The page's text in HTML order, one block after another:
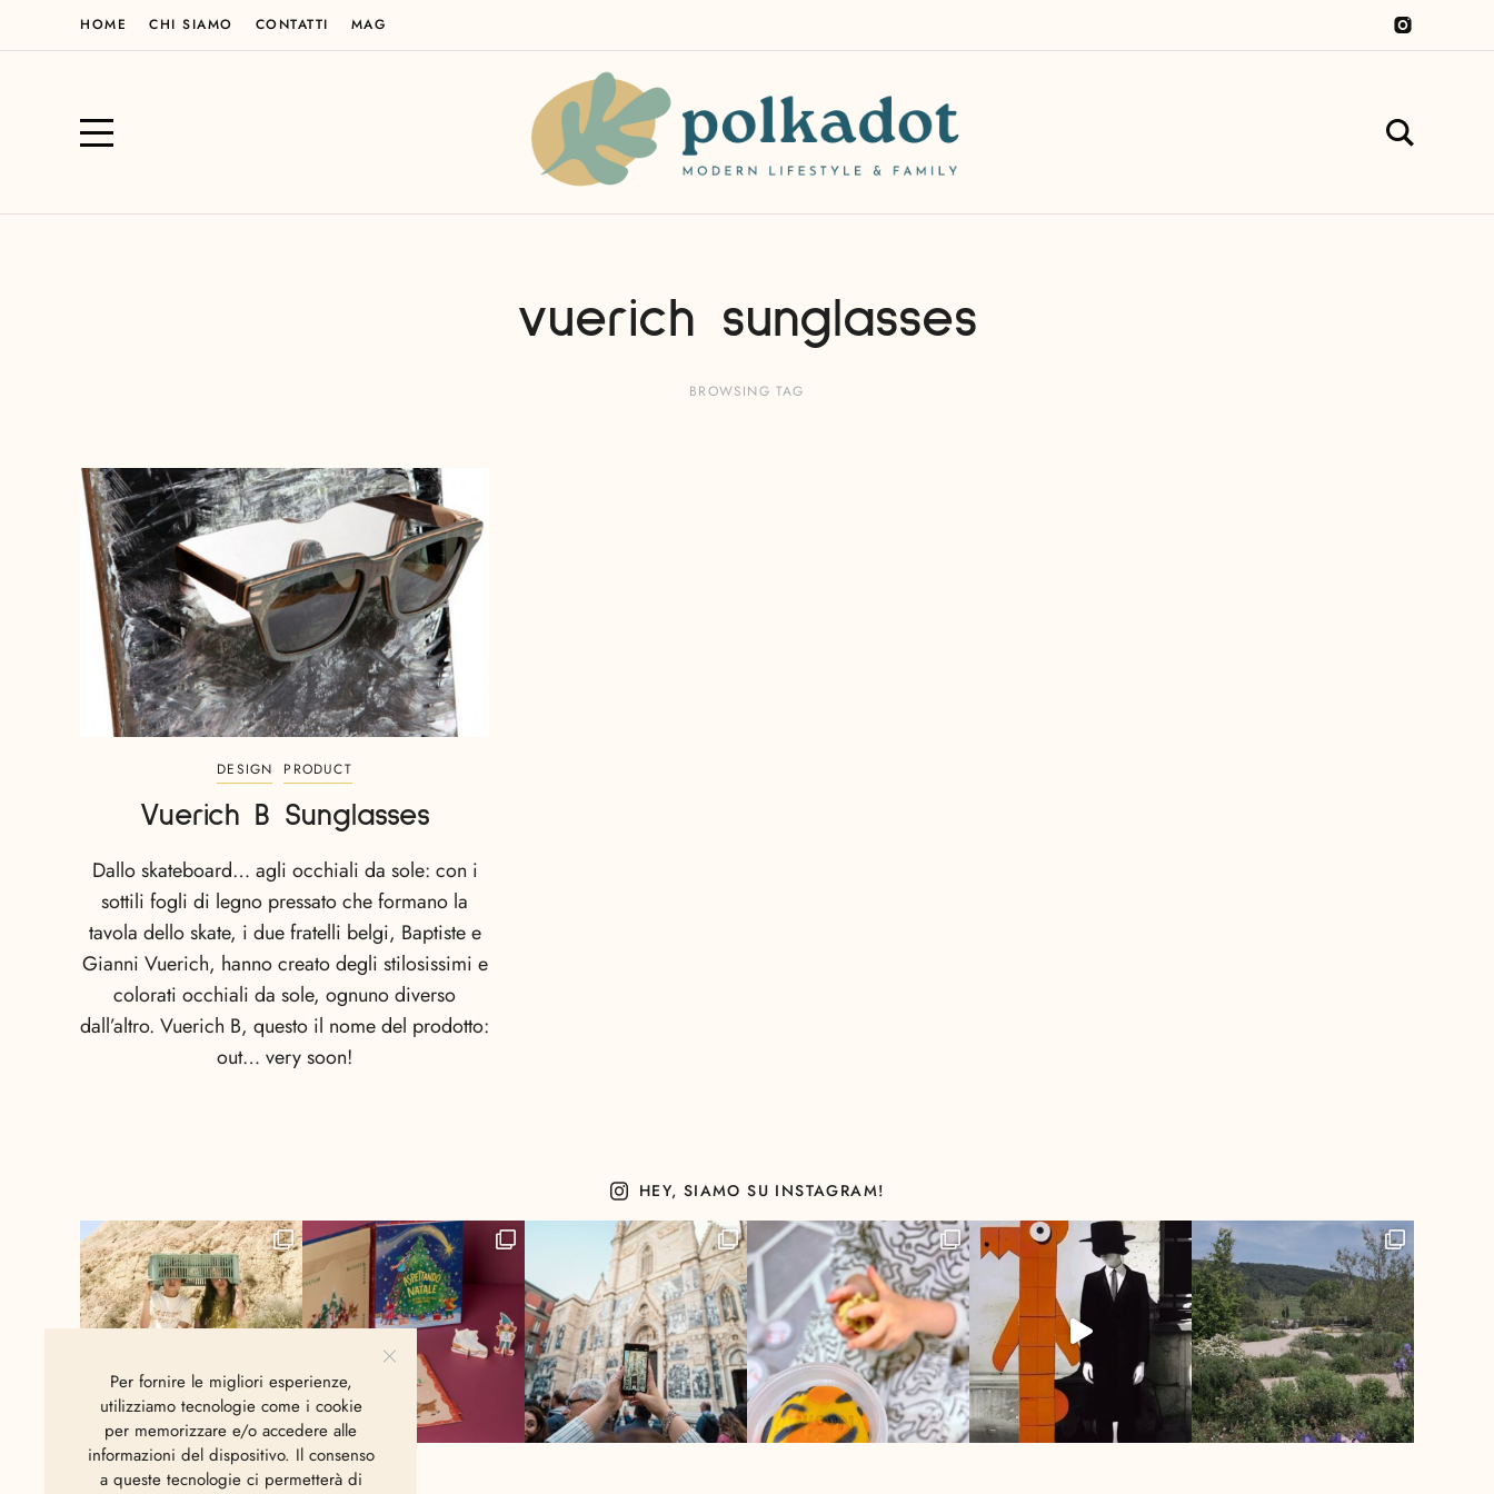
HOME CHI SIAMO CONTATTI MAG
vuerich sunglasses
BROWSING TAG
DESIGN PRODUCT
Vuerich B Sunglasses
Dallo skateboard… agli occhiali da sole: con i
sottili fogli di legno pressato che formano la
tavola dello skate, i due fratelli belgi, Baptiste e
Gianni Vuerich, hanno creato degli stilosissimi e
colorati occhiali da sole, ognuno diverso
dall’altro. Vuerich B, questo il nome del prodotto:
out… very soon!
HEY, SIAMO SU INSTAGRAM!
Per fornire le migliori esperienze,
utilizziamo tecnologie come i cookie
per memorizzare e/o accedere alle
informazioni del dispositivo. Il consenso
a queste tecnologie ci permetterà di